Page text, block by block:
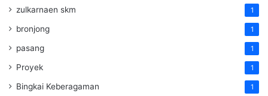
zulkarnaen skm 1
bronjong 1
pasang 1
Proyek 1
Bingkai Keberagaman 1